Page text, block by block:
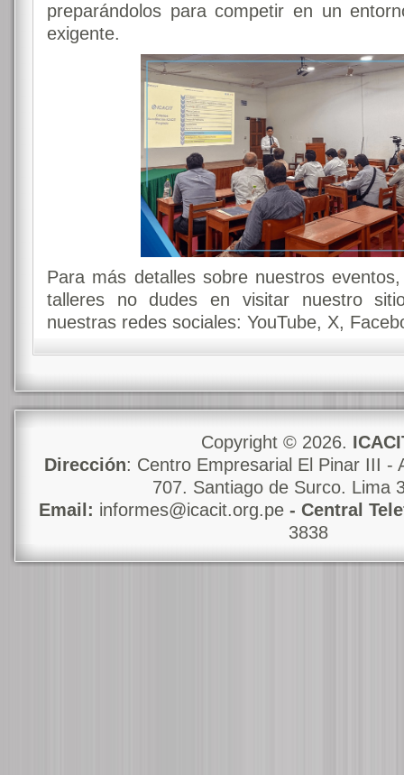
preparándolos para competir en un
exigente.
Para más detalles sobre nuestros
talleres no dudes en visitar nuestro
nuestras redes sociales: YouTube, X,
Copyright © 2026.
Dirección: Centro Empresarial El Pinar III -
707. Santiago de Surco. Lima
Email: informes@icacit.org.pe - Central
3838